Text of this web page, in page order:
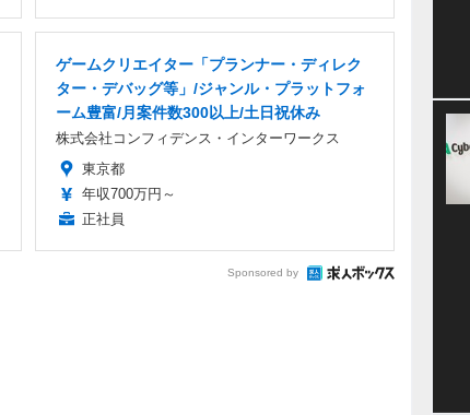
ゲームクリエイター「プランナー・ディレク
ター・デバッグ等」/ジャンル・プラットフォ
ーム豊富/月案件数300以上/土日祝休み
株式会社コンフィデンス・インターワークス
東京都
年収700万円～
正社員
Sponsored by